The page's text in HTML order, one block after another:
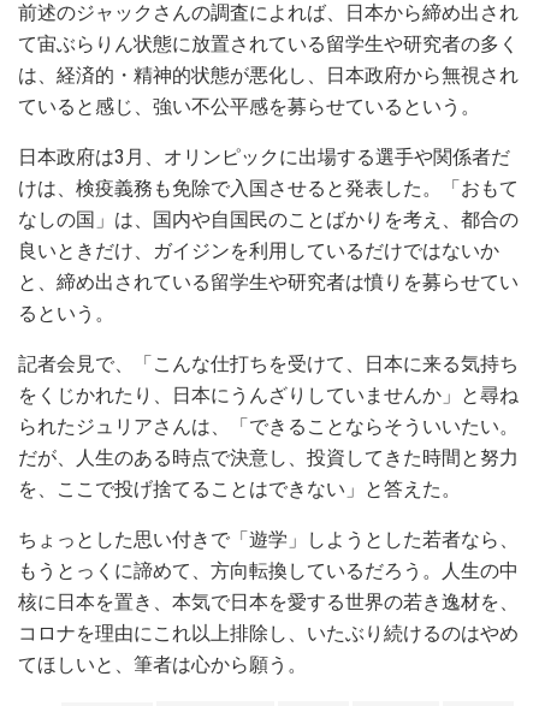
前述のジャックさんの調査によれば、日本から締め出され
て宙ぶらりん状態に放置されている留学生や研究者の多く
は、経済的・精神的状態が悪化し、日本政府から無視され
ていると感じ、強い不公平感を募らせているという。
日本政府は3月、オリンピックに出場する選手や関係者だ
けは、検疫義務も免除で入国させると発表した。「おもて
なしの国」は、国内や自国民のことばかりを考え、都合の
良いときだけ、ガイジンを利用しているだけではないか
と、締め出されている留学生や研究者は憤りを募らせてい
るという。
記者会見で、「こんな仕打ちを受けて、日本に来る気持ち
をくじかれたり、日本にうんざりしていませんか」と尋ね
られたジュリアさんは、「できることならそういいたい。
だが、人生のある時点で決意し、投資してきた時間と努力
を、ここで投げ捨てることはできない」と答えた。
ちょっとした思い付きで「遊学」しようとした若者なら、
もうとっくに諦めて、方向転換しているだろう。人生の中
核に日本を置き、本気で日本を愛する世界の若き逸材を、
コロナを理由にこれ以上排除し、いたぶり続けるのはやめ
てほしいと、筆者は心から願う。